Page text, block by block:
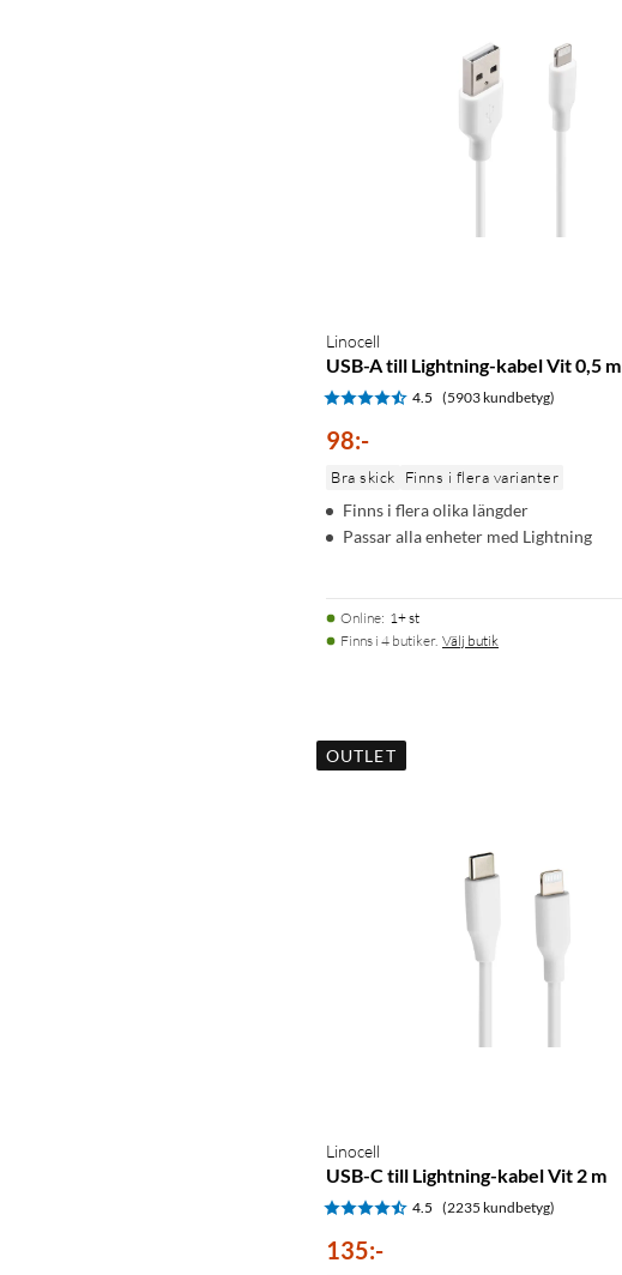
Linocell
USB-A till Lightning-kabel Vit 0,5 m
4.5 (5903 kundbetyg)
98:-
Bra skick Finns i flera varianter
Finns i flera olika längder
Passar alla enheter med Lightning
Online: 1+ st
Finns i 4 butiker. Välj butik
OUTLET
Linocell
USB-C till Lightning-kabel Vit 2 m
4.5 (2235 kundbetyg)
135:-